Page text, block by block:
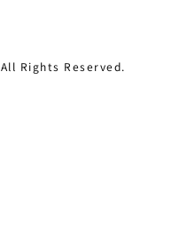
All Rights Reserved.